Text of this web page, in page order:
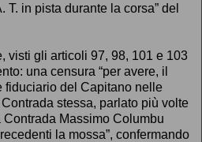
in pista durante la corsa” del
visti gli articoli 97, 98, 101 e 103
una censura “per avere, il
fiduciario del Capitano nelle
stessa, parlato più volte
Massimo Columbu
la mossa”, confermando